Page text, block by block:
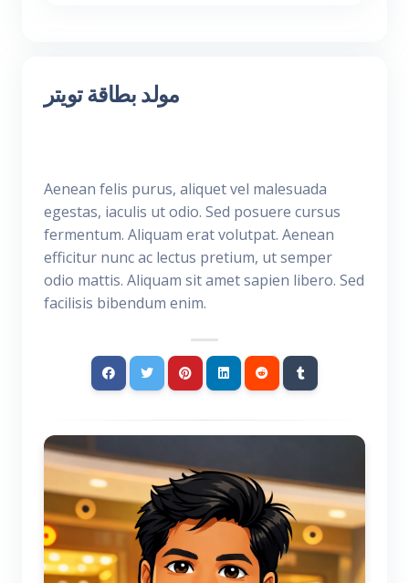
مولد بطاقة تويتر
Aenean felis purus, aliquet vel malesuada
egestas, iaculis ut odio. Sed posuere cursus
fermentum. Aliquam erat volutpat. Aenean
efficitur nunc ac lectus pretium, ut semper
odio mattis. Aliquam sit amet sapien libero. Sed
facilisis bibendum enim.